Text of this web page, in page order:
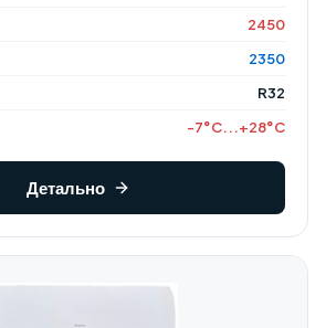
2450
2350
R32
-7°C...+28°C
Детально